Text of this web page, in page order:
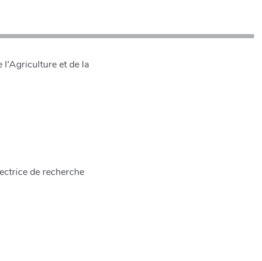
et de la
de recherche